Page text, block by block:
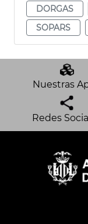
DORGAS
SOPARS
Nuestras
Redes